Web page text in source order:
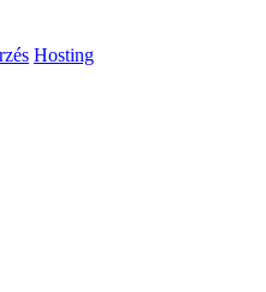
Hosting